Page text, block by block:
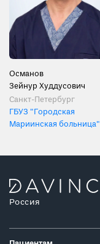
Османов
Зейнур Худдусович
Санкт-Петербург
ГБУЗ "Городская
Мариинская больница"
Россия